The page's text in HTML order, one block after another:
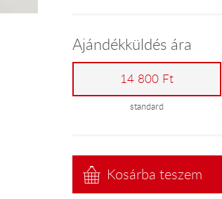
Ajándékküldés ára
14 800 Ft
standard
Kosárba teszem